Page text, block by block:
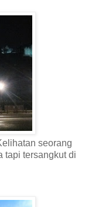
seorang
tapi tersangkut di